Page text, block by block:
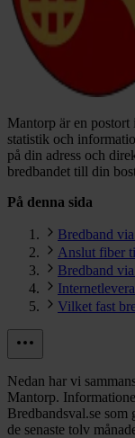
Mantorp är en postort i
statistik och
på din adress och
bredbandet till din
På denna sida
Bredband
Anslut fiber
Bredband
Vilket fast
Nedan har vi
Mantorp.
Bredbandsval.se som
de senaste tolv